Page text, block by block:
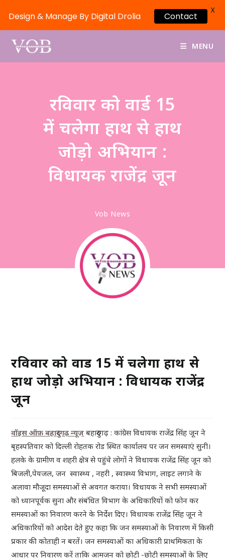
MENU
रविवार को वार्ड 15
में चलेगा हाथ से हाथ
जोड़ो अभियान :
विधायक राजेंद्र जून
Vob News
रविवार को वार्ड 15 में चलेगा हाथ से
हाथ जोड़ो अभियान : विधायक राजेंद्र
जून
वॉइस ऑफ़ बहादुरगढ़ न्यूज़ बहादुरगढ़ : कांग्रेस विधायक राजेंद्र सिंह जून ने
बृहस्पतिवार को दिल्ली रोहतक रोड स्थित कार्यालय पर जन समस्याएं सुनी।
हलके के ग्रामीण व शहरी क्षेत्र से पहुंचे लोगों ने विधायक राजेंद्र सिंह जून को
बिजली,पेयजल, जन स्वास्थ्य , नहरी , स्वास्थ्य विभाग, लाइट लगाने के
अलावा मौजूदा समस्याओं से अवगत कराया। विधायक ने सभी समस्याओं
को ध्यानपूर्वक सुना और संबंधित विभाग के अधिकारियों को फोन कर
समस्याओं का निवारण करने के निर्देश दिए। विधायक राजेंद्र सिंह जून ने
अधिकारियों को आदेश देते हुए कहा कि जन समस्याओं के निवारण में किसी
प्रकार की कोताही न बरतें। जन समस्याओं का अधिकारी प्राथमिकता के
आधार पर निवारण करें ताकि आमजन को छोटी -छोटी समस्याओं के लिए
Design & Manage By Digital Drolia Contact
X